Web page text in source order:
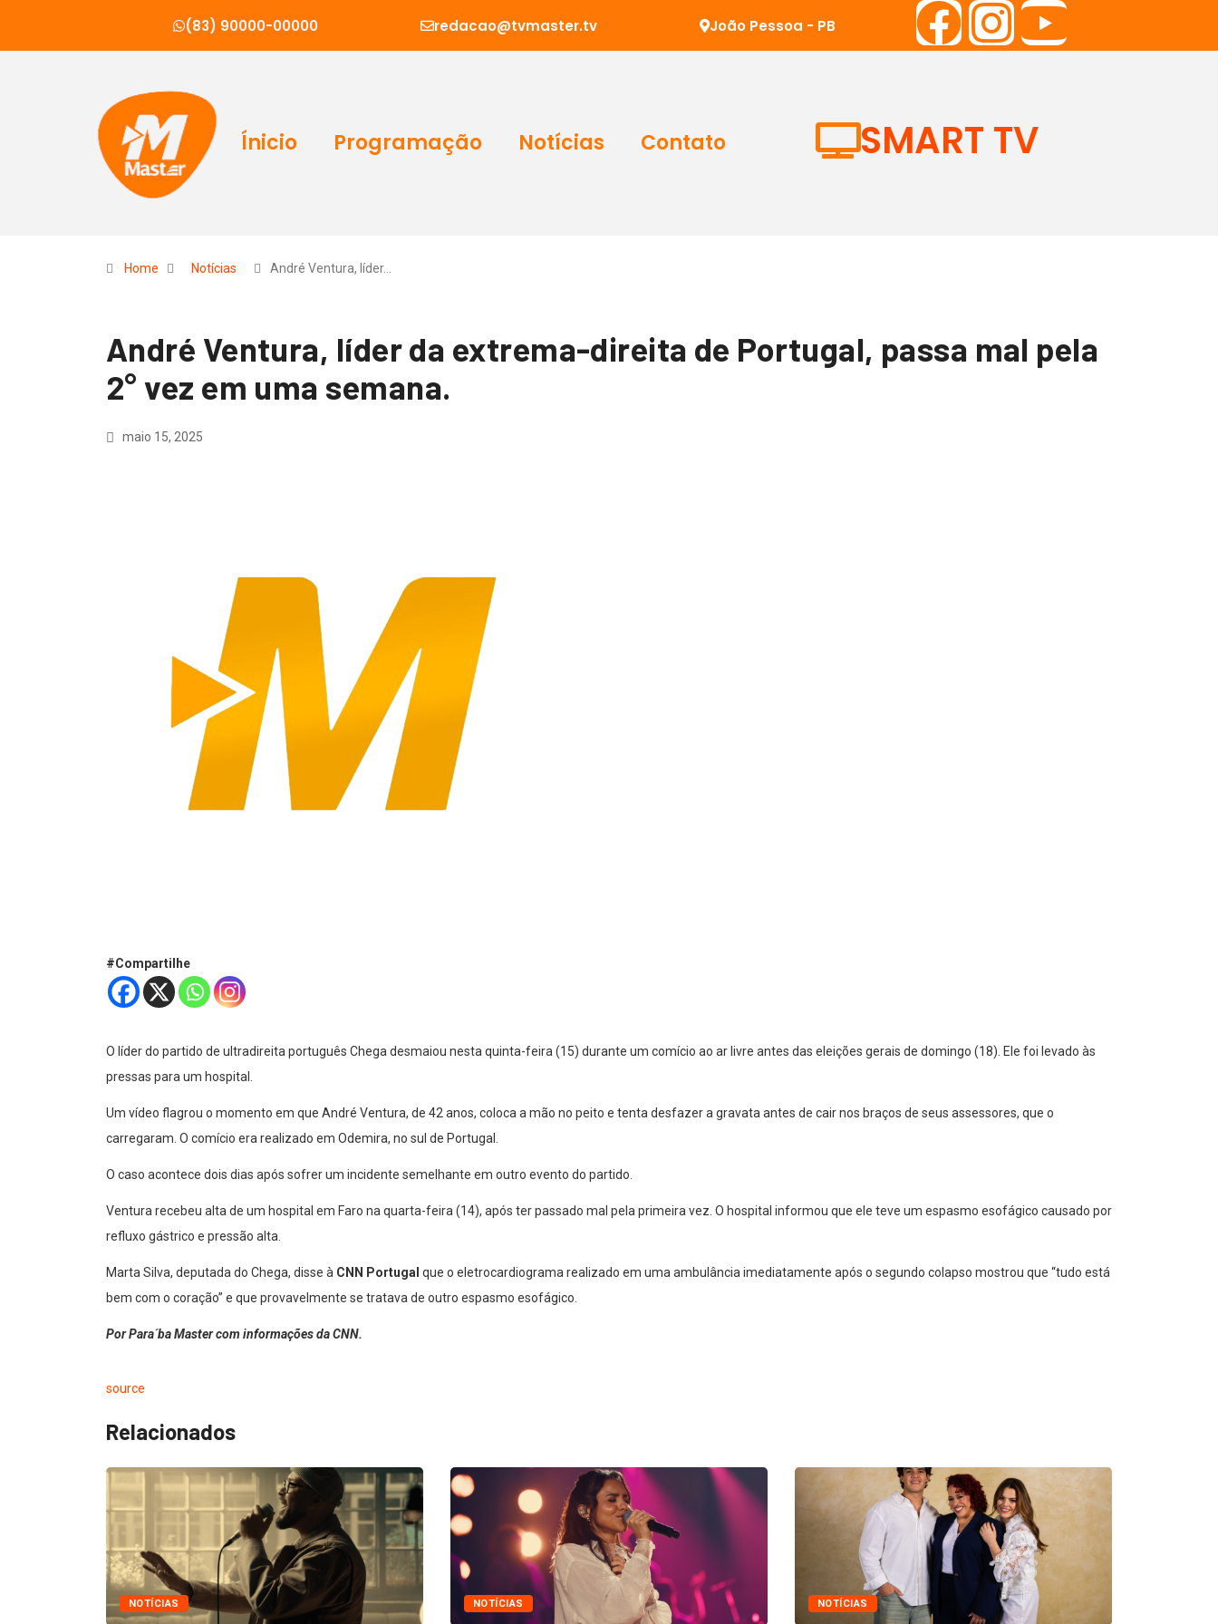
(83) 90000-00000 redacao@tvmaster.tv João Pessoa - PB
Ínicio Programação Notícias Contato SMART TV
Home Notícias André Ventura, líder…
André Ventura, líder da extrema-direita de Portugal, passa mal pela
2° vez em uma semana.
maio 15, 2025
#Compartilhe
O líder do partido de ultradireita português Chega desmaiou nesta quinta-feira (15) durante um comício ao ar livre antes das eleições gerais de domingo (18). Ele foi levado às
pressas para um hospital.
Um vídeo flagrou o momento em que André Ventura, de 42 anos, coloca a mão no peito e tenta desfazer a gravata antes de cair nos braços de seus assessores, que o
carregaram. O comício era realizado em Odemira, no sul de Portugal.
O caso acontece dois dias após sofrer um incidente semelhante em outro evento do partido.
Ventura recebeu alta de um hospital em Faro na quarta-feira (14), após ter passado mal pela primeira vez. O hospital informou que ele teve um espasmo esofágico causado por
refluxo gástrico e pressão alta.
Marta Silva, deputada do Chega, disse à CNN Portugal que o eletrocardiograma realizado em uma ambulância imediatamente após o segundo colapso mostrou que “tudo está
bem com o coração” e que provavelmente se tratava de outro espasmo esofágico.
Por Para´ba Master com informações da CNN.
source
Relacionados
NOTÍCIAS NOTÍCIAS NOTÍCIAS